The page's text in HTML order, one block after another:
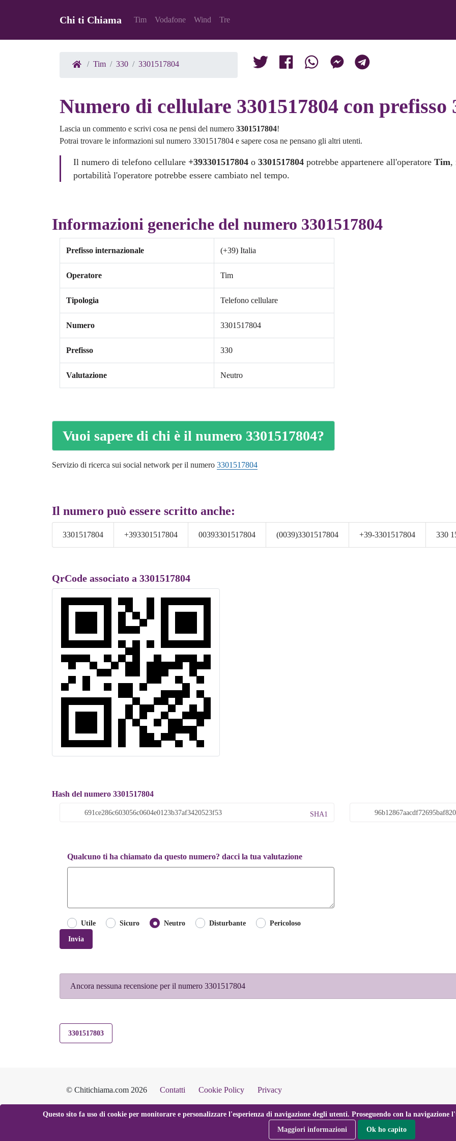
Chi ti Chiama Tim Vodafone Wind Tre
Tim 330 3301517804
Numero di cellulare 3301517804 con prefisso
Lascia un commento e scrivi cosa ne pensi del numero 3301517804!
Potrai trovare le informazioni sul numero 3301517804 e sapere cosa ne pensano gli altri utenti.
Il numero di telefono cellulare +393301517804 o3301517804 potrebbe appartenere all'operatoreTim,
portabilità l'operatore potrebbe essere cambiato nel tempo.
Informazioni generiche del numero 3301517804
Prefisso internazionale (+39) Italia
Operatore Tim
Tipologia Telefono cellulare
Numero 3301517804
Prefisso 330
Valutazione Neutro
Vuoi sapere di chi è il numero 3301517804?
Servizio di ricerca sui social network per il numero 3301517804
Il numero può essere scritto anche:
3301517804 +393301517804 00393301517804 (0039)3301517804 +39-3301517804 330
QrCode associato a 3301517804
Hash del numero 3301517804
SHA1
Qualcuno ti ha chiamato da questo numero? dacci la tua valutazione
Utile Sicuro Neutro Disturbante
Pericoloso
Invia
Ancora nessuna recensione per il numero 3301517804
3301517803
© Chitichiama.com 2026 Contatti Cookie Policy Privacy
Questo sito fa uso di cookie per monitorare e personalizzare l'esperienza di navigazione degli utenti. Proseguendo con la
Maggiori informazioni
Ok ho capito